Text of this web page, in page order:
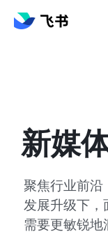
新媒
聚焦行业前沿
发展升级下
需要更敏锐